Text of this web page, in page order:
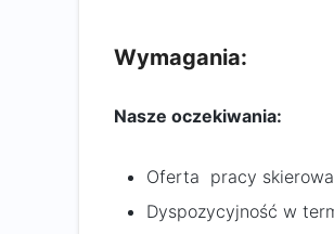
Wymagania:
Nasze oczekiwania:
Oferta pracy
Dyspozycyjność w